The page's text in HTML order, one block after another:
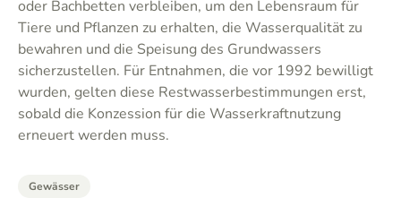
oder Bachbetten verbleiben, um den Lebensraum für
Tiere und Pflanzen zu erhalten, die Wasserqualität zu
bewahren und die Speisung des Grundwassers
sicherzustellen. Für Entnahmen, die vor 1992 bewilligt
wurden, gelten diese Restwasserbestimmungen erst,
sobald die Konzession für die Wasserkraftnutzung
erneuert werden muss.
Gewässer